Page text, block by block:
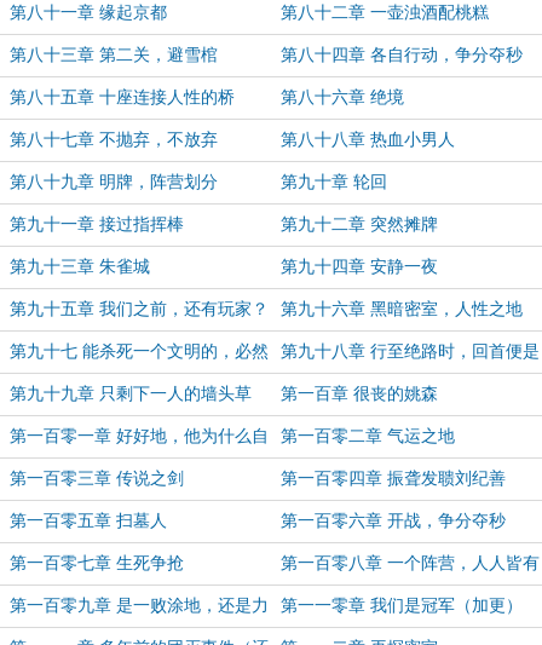
第八十一章 缘起京都 第八十二章 一壶浊酒配桃糕
第八十三章 第二关，避雪棺 第八十四章 各自行动，争分夺秒
第八十五章 十座连接人性的桥 第八十六章 绝境
第八十七章 不抛弃，不放弃 第八十八章 热血小男人
第八十九章 明牌，阵营划分 第九十章 轮回
第九十一章 接过指挥棒 第九十二章 突然摊牌
第九十三章 朱雀城 第九十四章 安静一夜
第九十五章 我们之前，还有玩家？ 第九十六章 黑暗密室，人性之地
（加更）
第九十七 能杀死一个文明的，必然
是文明本身
第九十八章 行至绝路时，回首便是
情
第九十九章 只剩下一人的墙头草 第一百章 很丧的姚森
第一百零一章 好好地，他为什么自
爆了？
第一百零二章 气运之地
第一百零三章 传说之剑 第一百零四章 振聋发聩刘纪善
第一百零五章 扫墓人 第一百零六章 开战，争分夺秒
第一百零七章 生死争抢 第一百零八章 一个阵营，人人皆有
华彩
第一百零九章 是一败涂地，还是力 第一一零章 我们是冠军（加更）